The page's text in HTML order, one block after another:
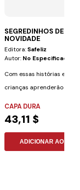
SEGREDINHOS DE
NOVIDADE
Editora:Safeliz
Autor: No Especificado
Com essas histórias
crianças aprenderão a
CAPA DURA
43,11 $
ADICIONAR AO